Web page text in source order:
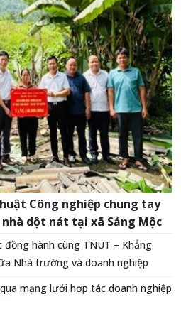
Công nghiệp chung tay
dột nát tại xã Sảng Mộc
hành cùng TNUT – Khẳng
Nhà trường và doanh nghiệp
mạng lưới hợp tác doanh nghiệp